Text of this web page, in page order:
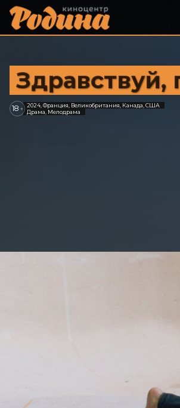
Здравствуй,
18 + 2024, Франция, Великобритания, Канада, США
Драма, Мелодрама